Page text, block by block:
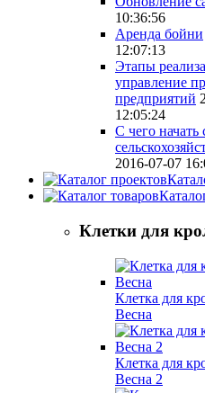
10:36:56
Аренда бойни
12:07:13
Этапы
управление
предприятий
12:05:24
С чего начать
2016-07-07
Клетки для
Клетка для
Весна
Клетка для
Весна 2